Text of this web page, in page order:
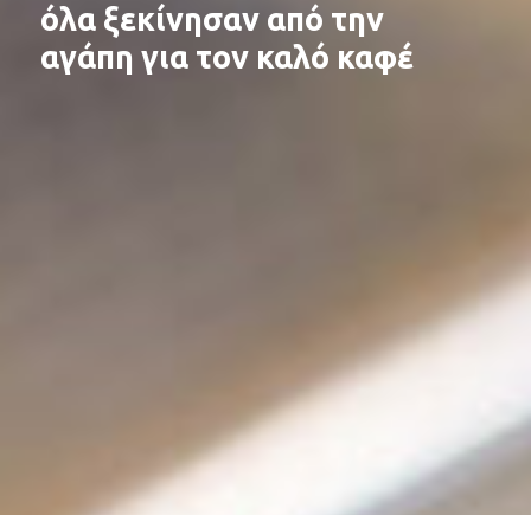
όλα ξεκίνησαν από την
αγάπη για τον καλό καφέ